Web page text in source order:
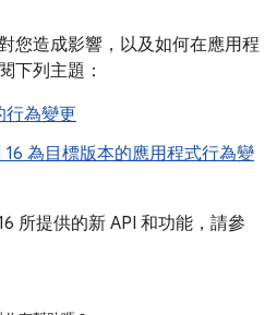
您造成影響，以及如何在應用程
下列主題：
行為變更
為目標版本的應用程式行為變
所提供的新 API 和功能，請參